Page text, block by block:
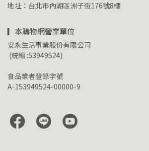
地址：台北市內湖區洲子街176號8樓
▎本購物網營業單位
安永生活事業股份有限公司
(統編 :53949524)
食品業者登錄字號
A-153949524-00000-9